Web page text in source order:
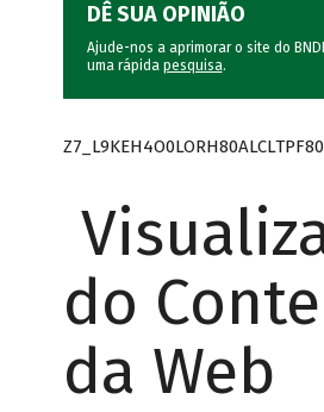
DÊ SUA OPINIÃO
Ajude-nos a aprimorar o site do
uma rápida pesquisa.
do
da Web